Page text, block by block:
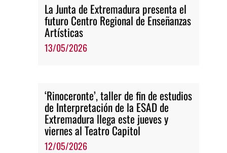
La Junta de Extremadura presenta el
futuro Centro Regional de Enseñanzas
Artísticas
13/05/2026
‘Rinoceronte’, taller de fin de estudios
de Interpretación de la ESAD de
Extremadura llega este jueves y
viernes al Teatro Capitol
12/05/2026